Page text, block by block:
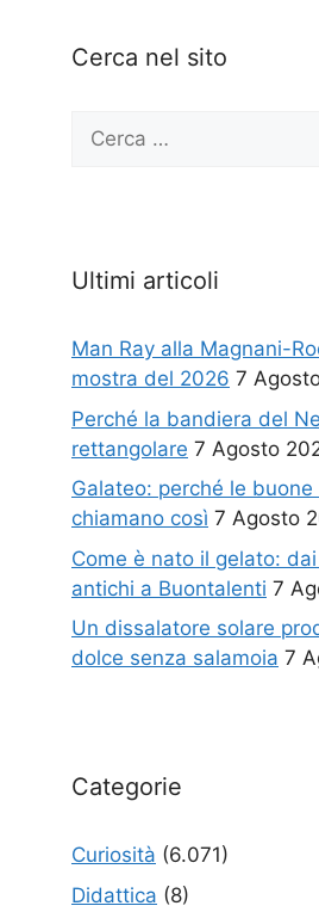
Cerca nel sito
Ricerca
Ultimi articoli
Man Ray alla Magnani-
mostra del 2026 7
Perché la bandiera del
rettangolare 7 Agosto
Galateo: perché le buone
chiamano così 7 Agosto
Come è nato il gelato:
antichi a Buontalenti 7
Un dissalatore solare
dolce senza salamoia 7
Categorie
Curiosità (6.071)
Didattica (8)